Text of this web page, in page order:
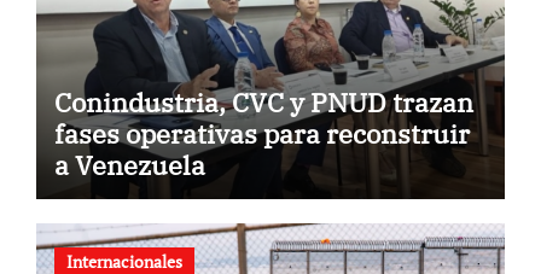
Conindustria, CVC y PNUD trazan
fases operativas para reconstruir
a Venezuela
Internacionales